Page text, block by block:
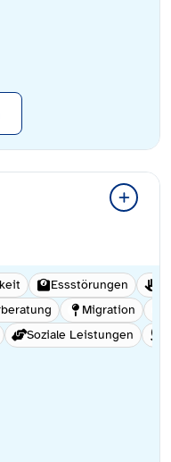
Essstörungen
Migration
Soziale Leistungen